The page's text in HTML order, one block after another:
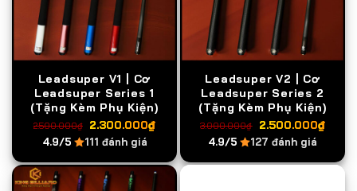
Leadsuper V1 | Cơ
Leadsuper Series 1
(Tặng Kèm Phụ Kiện)
2.500.000₫ Giá
gốc
là:
2.500.000₫.
2.300.000₫Giá
là:
2.300.000₫.
4.9/5 111 đánh giá
Leadsuper V2 | Cơ
Leadsuper Series 2
(Tặng Kèm Phụ Kiện)
3.000.000₫ Giá
gốc
là:
3.000.000₫.
2.500.000₫Giá
là:
4.9/5 127 đánh giá